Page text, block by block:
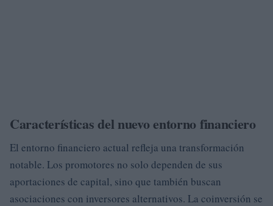
Características del nuevo entorno financiero
El entorno financiero actual refleja una transformación
notable. Los promotores no solo dependen de sus
aportaciones de capital, sino que también buscan
asociaciones con inversores alternativos. La coinversión se